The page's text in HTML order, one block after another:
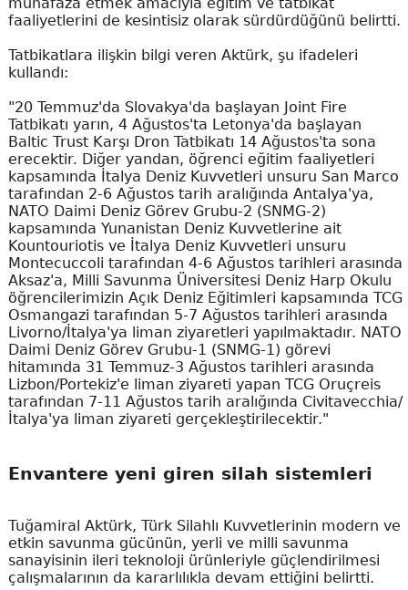
faaliyetlerini de kesintisiz olarak sürdürdüğünü belirtti.
Tatbikatlara ilişkin bilgi veren Aktürk, şu ifadeleri
kullandı:
"20 Temmuz'da Slovakya'da başlayan Joint Fire
Tatbikatı yarın, 4 Ağustos'ta Letonya'da başlayan
Baltic Trust Karşı Dron Tatbikatı 14 Ağustos'ta sona
erecektir. Diğer yandan, öğrenci eğitim faaliyetleri
kapsamında İtalya Deniz Kuvvetleri unsuru San Marco
tarafından 2-6 Ağustos tarih aralığında Antalya'ya,
NATO Daimi Deniz Görev Grubu-2 (SNMG-2)
kapsamında Yunanistan Deniz Kuvvetlerine ait
Kountouriotis ve İtalya Deniz Kuvvetleri unsuru
Montecuccoli tarafından 4-6 Ağustos tarihleri arasında
Aksaz'a, Milli Savunma Üniversitesi Deniz Harp Okulu
öğrencilerimizin Açık Deniz Eğitimleri kapsamında TCG
Osmangazi tarafından 5-7 Ağustos tarihleri arasında
Livorno/İtalya'ya liman ziyaretleri yapılmaktadır. NATO
Daimi Deniz Görev Grubu-1 (SNMG-1) görevi
hitamında 31 Temmuz-3 Ağustos tarihleri arasında
Lizbon/Portekiz'e liman ziyareti yapan TCG Oruçreis
tarafından 7-11 Ağustos tarih aralığında Civitavecchia/
İtalya'ya liman ziyareti gerçekleştirilecektir."
Envantere yeni giren silah sistemleri
Tuğamiral Aktürk, Türk Silahlı Kuvvetlerinin modern ve
etkin savunma gücünün, yerli ve milli savunma
sanayisinin ileri teknoloji ürünleriyle güçlendirilmesi
çalışmalarının da kararlılıkla devam ettiğini belirtti.